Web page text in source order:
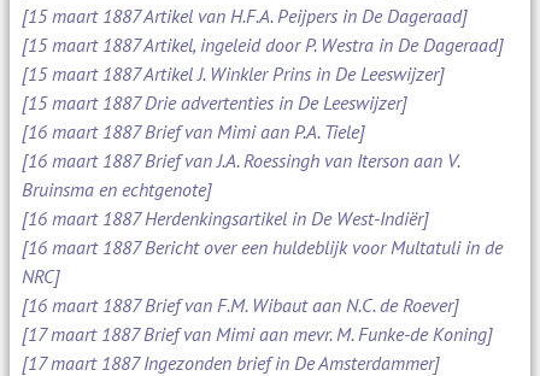
[15 maart 1887 Artikel van H.F.A. Peijpers in De Dageraad]
[15 maart 1887 Artikel, ingeleid door P. Westra in De Dageraad]
[15 maart 1887 Artikel J. Winkler Prins in De Leeswijzer]
[15 maart 1887 Drie advertenties in De Leeswijzer]
[16 maart 1887 Brief van Mimi aan P.A. Tiele]
[16 maart 1887 Brief van J.A. Roessingh van Iterson aan V.
Bruinsma en echtgenote]
[16 maart 1887 Herdenkingsartikel in De West-Indiër]
[16 maart 1887 Bericht over een huldeblijk voor Multatuli in de
NRC]
[16 maart 1887 Brief van F.M. Wibaut aan N.C. de Roever]
[17 maart 1887 Brief van Mimi aan mevr. M. Funke-de Koning]
[17 maart 1887 Ingezonden brief in De Amsterdammer]